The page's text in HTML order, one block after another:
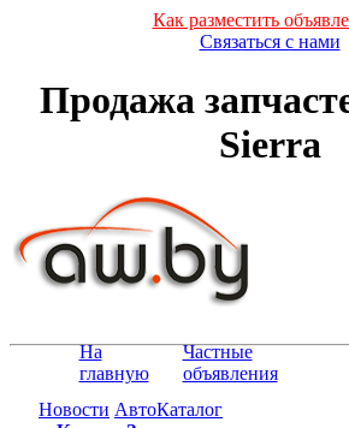
Как разместить
Связаться с нами
Продажа
Sierra
На
главную
Частные
объявления
Новости АвтоКаталог